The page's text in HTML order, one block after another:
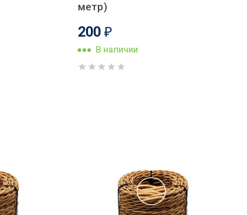
метр)
200 ₽
В наличии